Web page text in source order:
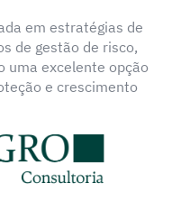
em estratégias de
de gestão de risco,
uma excelente opção
e crescimento